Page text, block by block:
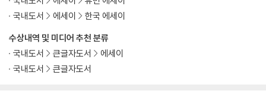
수상내역 및 미디어 추천 분류
국내도서
큰글자도서
에세이
국내도서
큰글자도서
국내도서
에세이 한국 에세이